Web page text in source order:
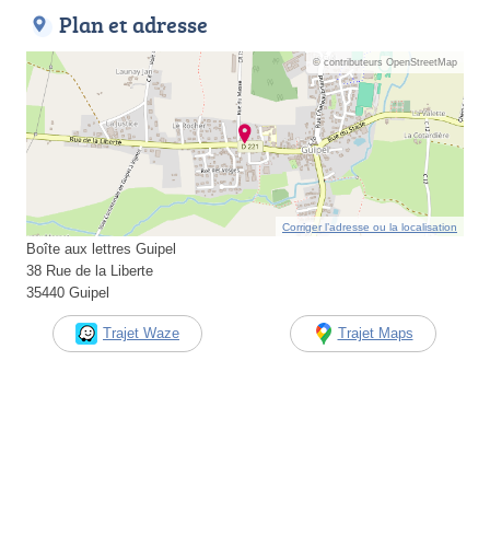
Plan et adresse
© contributeurs OpenStreetMap
Corriger l’adresse ou la localisation
Boîte aux lettres Guipel
38 Rue de la Liberte
35440 Guipel
Trajet Waze Trajet Maps